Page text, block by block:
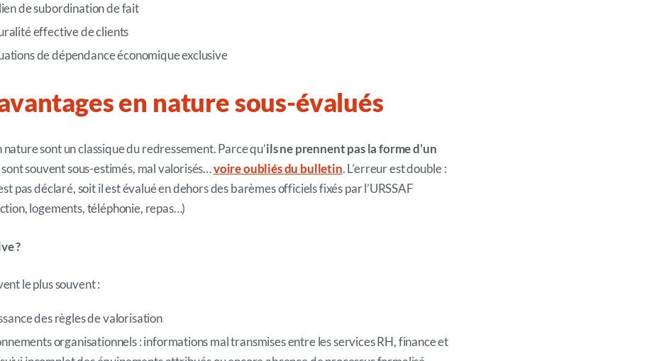
de subordination de fait
effective de clients
de dépendance économique exclusive
vantages en naturesous-évalués
nature sont un classique du redressement. Parce qu’ils ne prennent pas la forme d’un
sont souvent sous-estimés, mal valorisés…voire oubliés du bulletin. L’erreur est double :
pas déclaré, soit il est évalué en dehors des barèmes officiels fixés par l’URSSAF
logements, téléphonie, repas…)
?
le plus souvent :
des règles de valorisation
organisationnels: informations mal transmises entre les services RH, finance et